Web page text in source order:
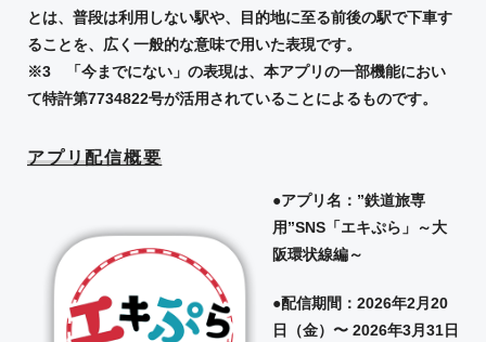
とは、普段は利用しない駅や、目的地に至る前後の駅で下車す
ることを、広く一般的な意味で用いた表現です。
※3 「今までにない」の表現は、本アプリの一部機能におい
て特許第7734822号が活用されていることによるものです。
アプリ配信概要
●アプリ名：”鉄道旅専
用”SNS「エキぷら」～大
阪環状線編～
●配信期間：2026年2月20
日（金）〜 2026年3月31日